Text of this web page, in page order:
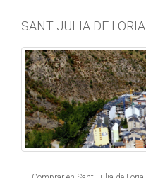
SANT JULIA DE LORIA